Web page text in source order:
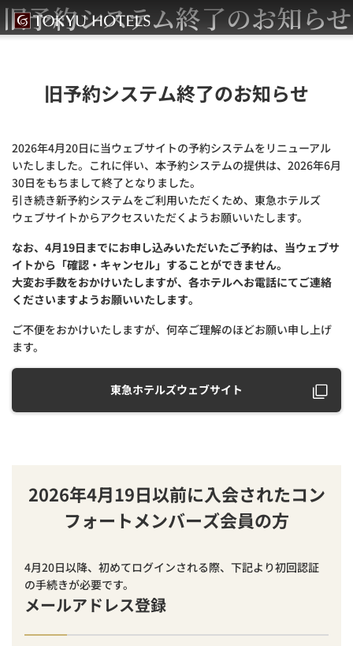
旧予約システム終了のお知らせ
旧予約システム終了のお知らせ
2026年4月20日に当ウェブサイトの予約システムをリニューアル
いたしました。これに伴い、本予約システムの提供は、2026年6月
30日をもちまして終了となりました。
引き続き新予約システムをご利用いただくため、東急ホテルズ
ウェブサイトからアクセスいただくようお願いいたします。
なお、4月19日までにお申し込みいただいたご予約は、当ウェブサ
イトから「確認・キャンセル」することができません。
大変お手数をおかけいたしますが、各ホテルへお電話にてご連絡
くださいますようお願いいたします。
ご不便をおかけいたしますが、何卒ご理解のほどお願い申し上げ
ます。
東急ホテルズウェブサイト
2026年4月19日以前に入会されたコン
フォートメンバーズ会員の方
4月20日以降、初めてログインされる際、下記より初回認証
の手続きが必要です。
メールアドレス登録